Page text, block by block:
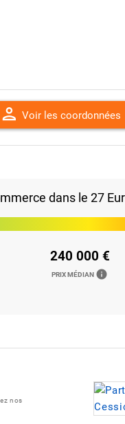
person Voir les coordonnées
dans le 27
240 000 €
PRIX MÉDIAN info
nos